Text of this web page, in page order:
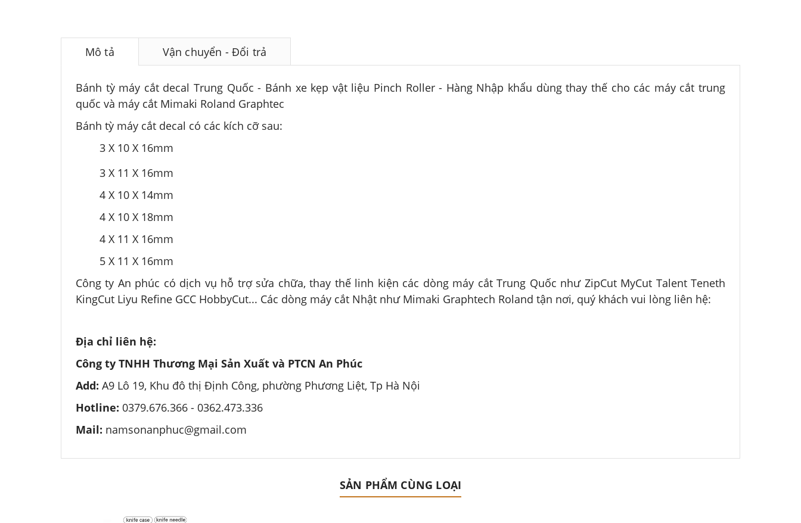
Mô tả Vận chuyển - Đổi trả
Bánh tỳ máy cắt decal Trung Quốc - Bánh xe kẹp vật liệu Pinch Roller - Hàng Nhập khẩu dùng thay thế cho các máy cắt trung
quốc và máy cắt Mimaki Roland Graphtec
Bánh tỳ máy cắt decal có các kích cỡ sau:
3 X 10 X 16mm
3 X 11 X 16mm
4 X 10 X 14mm
4 X 10 X 18mm
4 X 11 X 16mm
5 X 11 X 16mm
Công ty An phúc có dịch vụ hỗ trợ sửa chữa, thay thế linh kiện các dòng máy cắt Trung Quốc như ZipCut MyCut Talent Teneth
KingCut Liyu Refine GCC HobbyCut... Các dòng máy cắt Nhật như Mimaki Graphtech Roland tận nơi, quý khách vui lòng liên hệ:
Địa chỉ liên hệ:
Công ty TNHH Thương Mại Sản Xuất và PTCN An Phúc
Add: A9 Lô 19, Khu đô thị Định Công, phường Phương Liệt, Tp Hà Nội
Hotline: 0379.676.366 - 0362.473.336
Mail: namsonanphuc@gmail.com
SẢN PHẨM CÙNG LOẠI